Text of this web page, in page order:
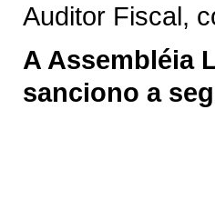
Auditor Fiscal,
A Assembléia
sanciono a